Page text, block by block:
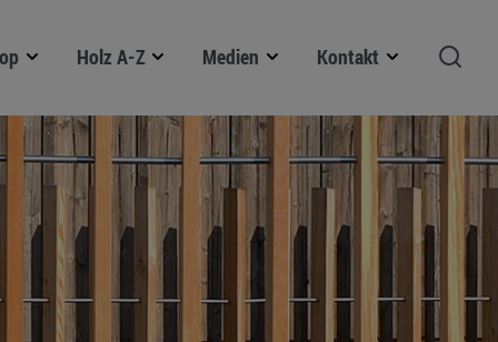
Holz A-Z Medien Kontakt